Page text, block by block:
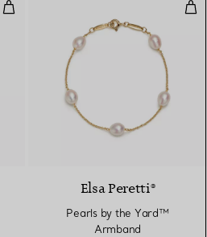
Gliederarmband in Roségold
Elsa Peretti®
Pearls by the Yard™
Armband